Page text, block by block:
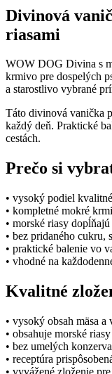
Divinová
riasami
WOW DOG Divina s
krmivo pre dospelých
a starostlivo vybrané
Táto divinová vanička
každý deň. Praktické
cestách.
Prečo si
• vysoký podiel
• kompletné mokré
• morské riasy
• bez pridaného cukru,
• praktické balenie vo
• vhodné na
Kvalitné
• vysoký obsah mäsa a
• obsahuje morské
• bez umelých
• receptúra